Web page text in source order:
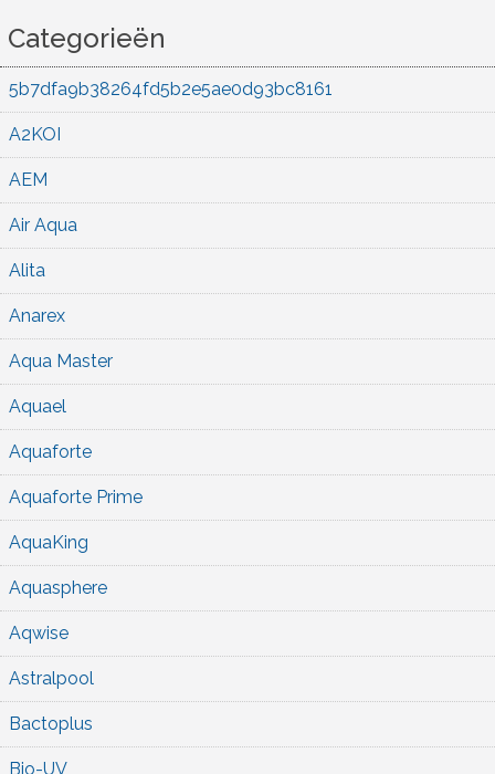
Categorieën
5b7dfa9b38264fd5b2e5ae0d93bc8161
A2KOI
AEM
Air Aqua
Alita
Anarex
Aqua Master
Aquael
Aquaforte
Aquaforte Prime
AquaKing
Aquasphere
Aqwise
Astralpool
Bactoplus
Bio-UV